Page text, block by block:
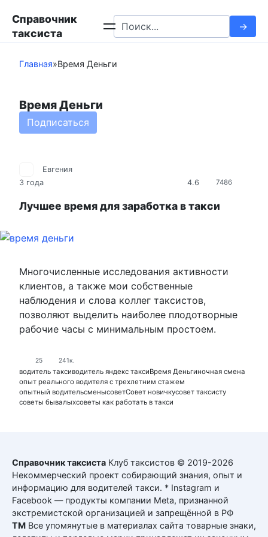
контенту
Справочник
таксиста
Search
for:
Главная»Время Деньги
Время Деньги
Подписаться
7486
4.6
Евгения
3 года
Лучшее время для заработка в такси
Многочисленные исследования активности
клиентов, а также мои собственные
наблюдения и слова коллег таксистов,
позволяют выделить наиболее плодотворные
рабочие часы с минимальным простоем.
25 241к.
водитель таксиводитель яндекс таксиВремя Деньгиночная смена
опыт реального водителя с трехлетним стажем
опытный водительсменысоветСовет новичкусовет таксисту
советы бывалыхсоветы как работать в такси
Справочник таксиста Клуб таксистов © 2019-2026
Некоммерческий проект собирающий знания, опыт и
информацию для водителей такси. * Instagram и
Facebook — продукты компании Meta, признанной
экстремистской организацией и запрещённой в РФ
ТМ Все упомянутые в материалах сайта товарные знаки,